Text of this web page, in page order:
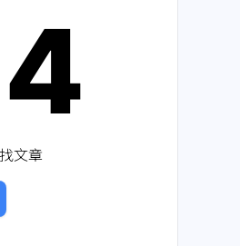
文章